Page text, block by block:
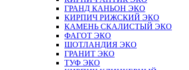
ГРАНД КАНЬОН ЭКО
КИРПИЧ РИЖСКИЙ ЭКО
КАМЕНЬ СКАЛИСТЫЙ ЭКО
ФАГОТ ЭКО
ШОТЛАНДИЯ ЭКО
ГРАНИТ ЭКО
ТУФ ЭКО